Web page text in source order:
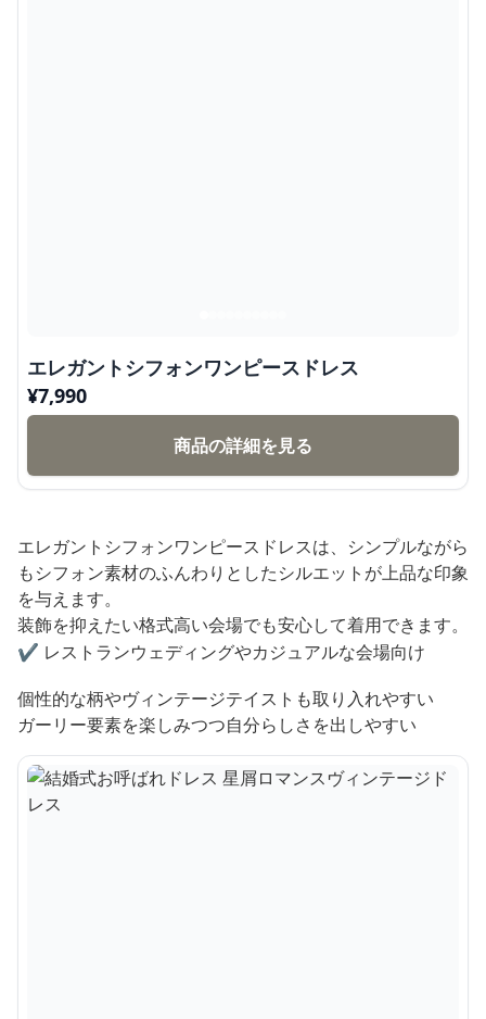
エレガントシフォンワンピースドレス
¥7,990
商品の詳細を見る
エレガントシフォンワンピースドレスは、シンプルながら
もシフォン素材のふんわりとしたシルエットが上品な印象
を与えます。
装飾を抑えたい格式高い会場でも安心して着用できます。
✔️ レストランウェディングやカジュアルな会場向け
個性的な柄やヴィンテージテイストも取り入れやすい
ガーリー要素を楽しみつつ自分らしさを出しやすい